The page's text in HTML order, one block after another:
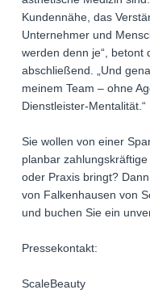
Kundennähe, das
Unternehmer und
werden denn je“, betont
abschließend. „Und
meinem Team – ohne
Dienstleister-Mentalität.“
Sie wollen von einer
planbar
oder Praxis bringt?
von Falkenhausen von
und buchen Sie ein
Pressekontakt:
ScaleBeauty